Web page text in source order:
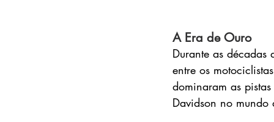
A Era de Ouro
Durante as
entre os
dominaram as
Davidson no mundo